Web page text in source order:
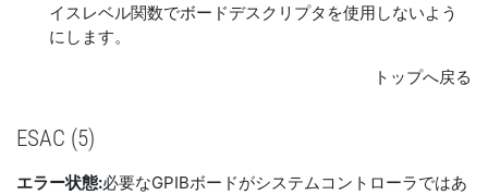
イスレベル関数でボードデスクリプタを使用しないよう
にします。
トップへ戻る
ESAC (5)
エラー状態:必要なGPIBボードがシステムコントローラではあ